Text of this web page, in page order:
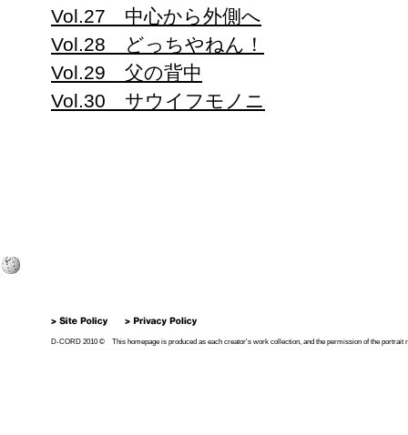
Vol.27 中心から外側へ
Vol.28 どっちやねん！
Vol.29 父の背中
Vol.30 サウイフモノニ
D-CORD 2010 © This homepage is produced as each creator's work collection, and the permission of the portrait